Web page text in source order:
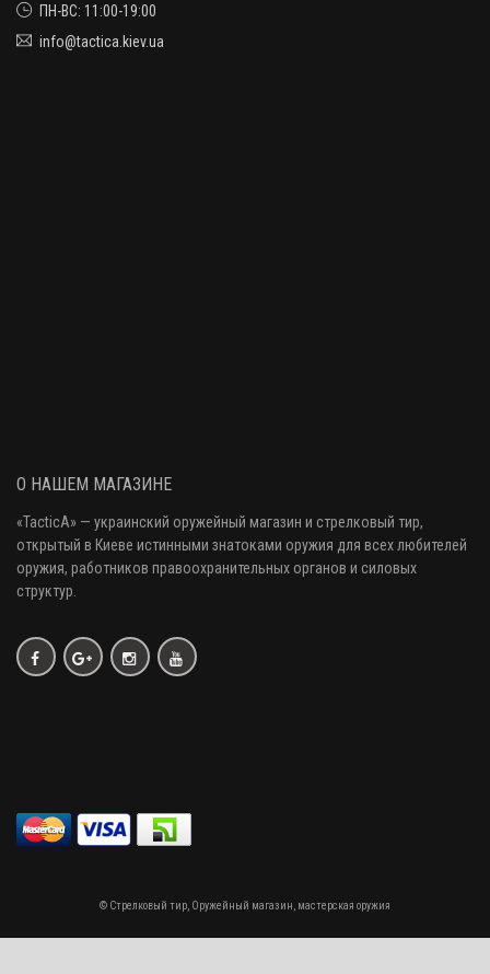
ПН-ВС: 11:00-19:00
info@tactica.kiev.ua
О НАШЕМ МАГАЗИНЕ
«TacticA» — украинский оружейный магазин и стрелковый тир,
открытый в Киеве истинными знатоками оружия для всех любителей
оружия, работников правоохранительных органов и силовых
структур.
© Стрелковый тир, Оружейный магазин, мастерская оружия